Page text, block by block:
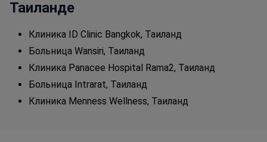
Таиланде
Клиника ID Clinic Bangkok, Таиланд
Больница Wansiri, Таиланд
Клиника Panacee Hospital Rama2, Таиланд
Больница Intrarat, Таиланд
Клиника Menness Wellness, Таиланд